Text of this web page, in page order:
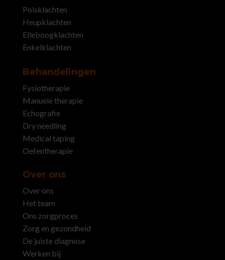
Polsklachten
Heupklachten
Elleboogklachten
Enkelklachten
Behandelingen
Fysiotherapie
Manuele therapie
Echografie
Dry needling
Medical taping
Oefentherapie
Over ons
Over ons
Het team
Ons zorgproces
Zorg en gezondheid
De juiste diagnose
Werken bij